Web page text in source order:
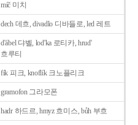
míč 미치
dech 데흐, divadlo 디바들로, led 레트
d'ábel 댜벨, lod'ka 로티카, hrud'
흐루티
fík 피크, knoflík 크노플리크
gramofon 그라모폰
hadr 하드르, hmyz 흐미스, bůh 부흐